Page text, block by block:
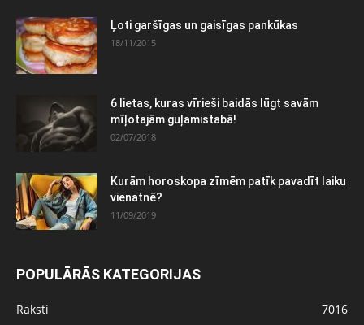
Ļoti garšīgas un gaisīgas pankūkas
18/11/2015
6 lietas, kuras vīrieši baidās lūgt savām
mīļotajām guļamistabā!
02/07/2018
Kurām horoskopa zīmēm patīk pavadīt laiku
vienatnē?
11/09/2019
POPULĀRĀS KATEGORIJAS
Raksti
7016